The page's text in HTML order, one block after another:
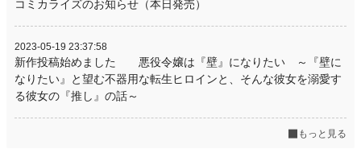
コミカライズのお知らせ（本日発売）
2023-05-19 23:37:58
新作投稿始めました 悪役令嬢は『壁』になりたい ～『壁に
なりたい』と望む不器用な転生ヒロインと、そんな彼女を溺愛す
る彼女の『推し』の話～
もっと見る